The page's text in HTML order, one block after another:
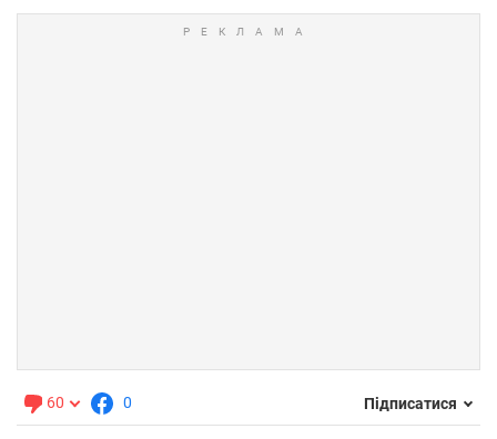
60 0 Підписатися